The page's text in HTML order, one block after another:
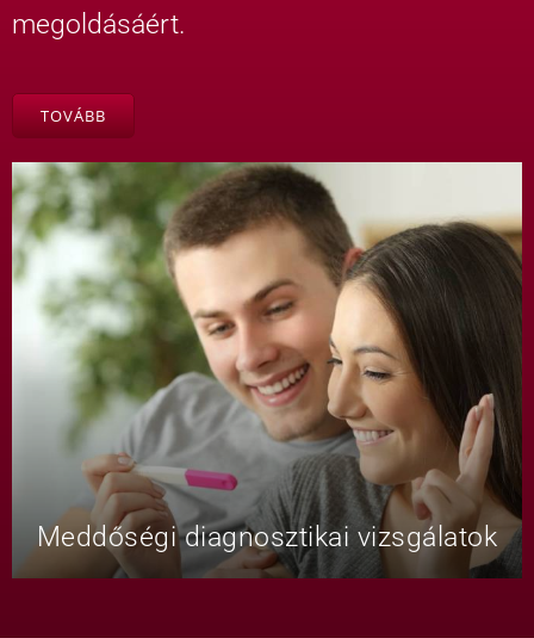
megoldásáért.
TOVÁBB
Meddőségi diagnosztikai vizsgálatok